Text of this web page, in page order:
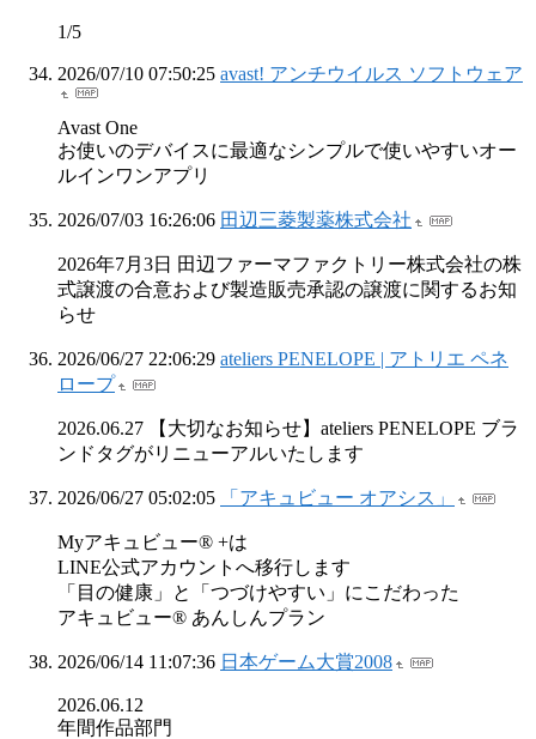
1/5
2026/07/10 07:50:25 avast! アンチウイルス ソフトウェア
Avast One
お使いのデバイスに最適なシンプルで使いやすいオー
ルインワンアプリ
2026/07/03 16:26:06 田辺三菱製薬株式会社
2026年7月3日 田辺ファーマファクトリー株式会社の株
式譲渡の合意および製造販売承認の譲渡に関するお知
らせ
2026/06/27 22:06:29 ateliers PENELOPE | アトリエ ペネ
ロープ
2026.06.27 【大切なお知らせ】ateliers PENELOPE ブラ
ンドタグがリニューアルいたします
2026/06/27 05:02:05 「アキュビュー オアシス」
Myアキュビュー® +は
LINE公式アカウントへ移行します
「目の健康」と「つづけやすい」にこだわった
アキュビュー® あんしんプラン
2026/06/14 11:07:36 日本ゲーム大賞2008
2026.06.12
年間作品部門